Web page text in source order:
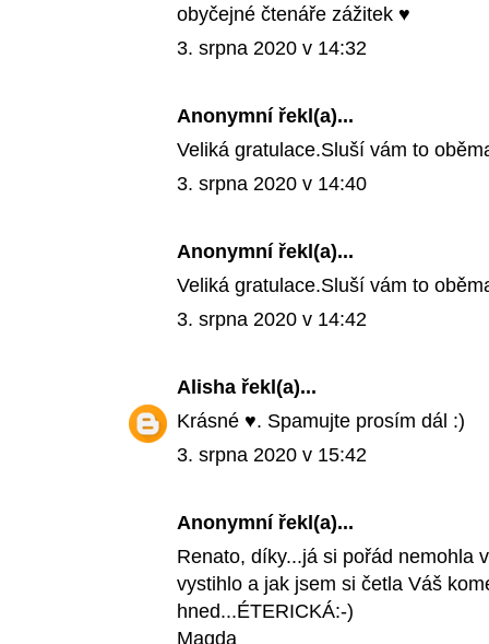
obyčejné čtenáře zážitek ♥
3. srpna 2020 v 14:32
Anonymní řekl(a)...
Veliká gratulace.Sluší vám to
3. srpna 2020 v 14:40
Anonymní řekl(a)...
Veliká gratulace.Sluší vám to
3. srpna 2020 v 14:42
Alisha řekl(a)...
Krásné ♥️. Spamujte prosím dál :)
3. srpna 2020 v 15:42
Anonymní řekl(a)...
Renato, díky...já si pořád nemohla
vystihlo a jak jsem si četla Váš
hned...ÉTERICKÁ:-)
Magda